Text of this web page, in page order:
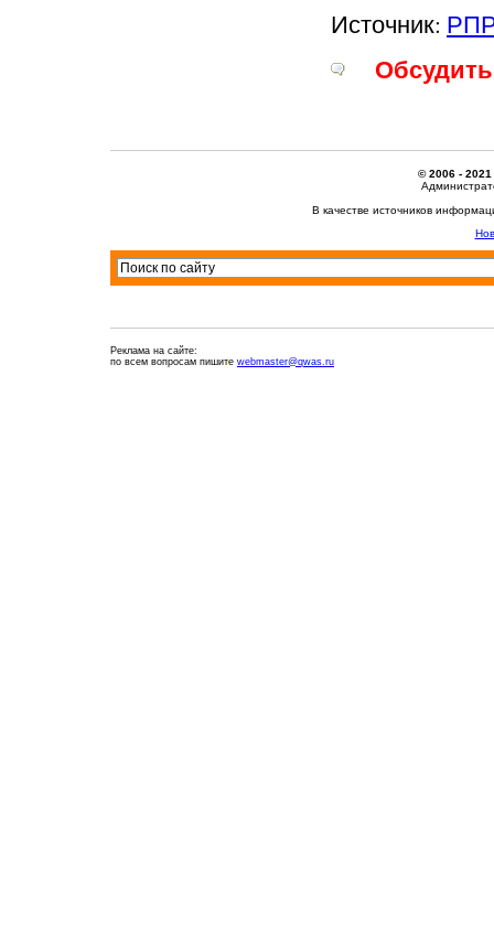
Источник:
© 2006 - 2021
В качестве источников
Реклама на сайте:
по всем вопросам пишите webmaster@qwas.ru